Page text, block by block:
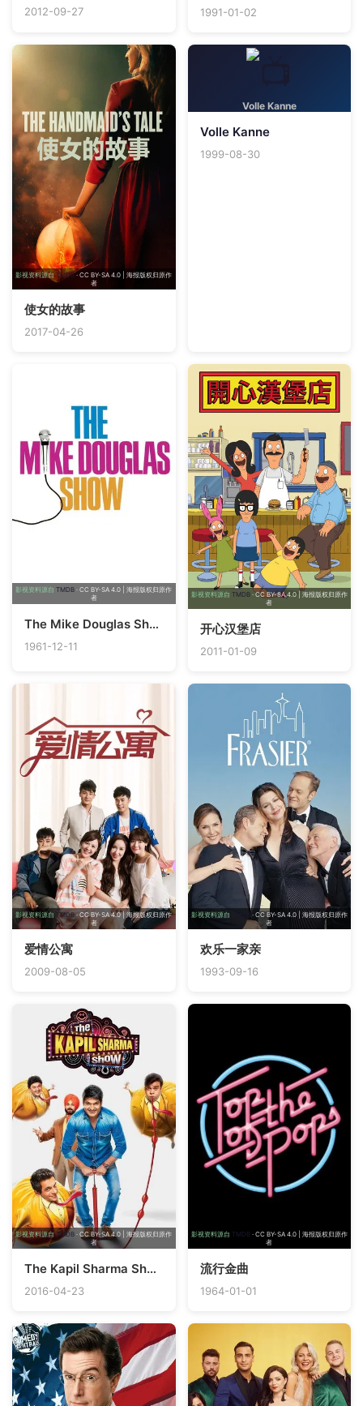
2012-09-27 1991-01-02
影视资料源自TMDB· CC BY-SA 4.0 | 海报版权归原作
者
使女的故事
2017-04-26
Volle Kanne
Volle Kanne
1999-08-30
影视资料源自TMDB · CC BY-SA 4.0 | 海报版权归原作
者
The Mike Douglas Show
1961-12-11
影视资料源自 TMDB· CC BY-SA 4.0 | 海报版权归原作
者
开心汉堡店
2011-01-09
影视资料源自 TMDB· CC BY-SA 4.0 | 海报版权归原作
者
爱情公寓
2009-08-05
影视资料源自 TMDB· CC BY-SA 4.0 | 海报版权归原作
者
欢乐一家亲
1993-09-16
影视资料源自TMDB · CC BY-SA 4.0 | 海报版权归原作
者
The Kapil Sharma Show
2016-04-23
影视资料源自 TMDB· CC BY-SA 4.0 | 海报版权归原作
者
流行金曲
1964-01-01